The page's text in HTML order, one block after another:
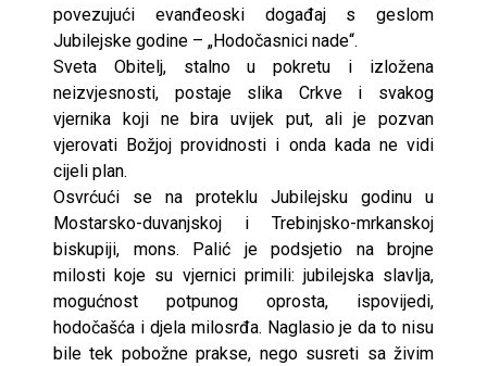
povezujući evanđeoski događaj s geslom
Jubilejske godine – „Hodočasnici nade“.
Sveta Obitelj, stalno u pokretu i izložena
neizvjesnosti, postaje slika Crkve i svakog
vjernika koji ne bira uvijek put, ali je pozvan
vjerovati Božjoj providnosti i onda kada ne vidi
cijeli plan.
Osvrćući se na proteklu Jubilejsku godinu u
Mostarsko-duvanjskoj i Trebinjsko-mrkanskoj
biskupiji, mons. Palić je podsjetio na brojne
milosti koje su vjernici primili: jubilejska slavlja,
mogućnost potpunog oprosta, ispovijedi,
hodočašća i djela milosrđa. Naglasio je da to nisu
bile tek pobožne prakse, nego susreti sa živim